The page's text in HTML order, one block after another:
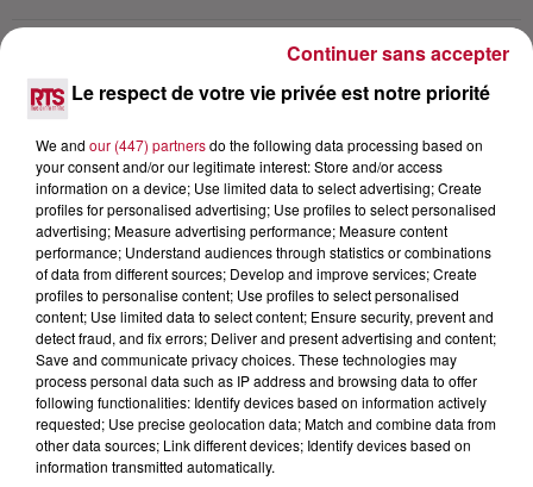
Lecture (36 min 6 sec)
RTS
20 février 2020 - 36 min 6 sec
ELSA ESNOULT L'INTERVIEW DANS CARRE
VIP SUR RTS (ÉMISSION SPÉCIALE LMA)
Comédienne, Chanteuse, auteur et compositrice Elsa
est une touche à tout. Elle c'est fait connaitre par ses
rôles dans les "Mystères de l'amour, Dreams et a déjà
à son actif quatre album dont 3 disques d'or. Dans
cet interview Elsa se livre sur son enfance, sa carrière,
Le respect de votre vie privée est notre priorité
We and our (447) partnersdo the following data processing based on
your consent and/or our legitimate interest: Store and/or access
information on a device; Use limited data to select advertising; Create
profiles for personalised advertising; Use profiles to select personalised
advertising; Measure advertising performance; Measure content
performance; Understand audiences through statistics or combinations
of data from different sources; Develop and improve services; Create
profiles to personalise content; Use profiles to select personalised
content; Use limited data to select content; Ensure security, prevent and
detect fraud, and fix errors; Deliver and present advertising and content;
Save and communicate privacy choices. These technologies may
process personal data such as IP address and browsing data to offer
following functionalities: Identify devices based on information actively
requested; Use precise geolocation data; Match and combine data from
other data sources; Link different devices; Identify devices based on
information transmitted automatically.
Continuer sans accepter